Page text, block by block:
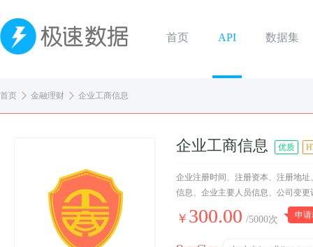
首页 API 数据集
首页 金融理财 企业工商信息
企业工商信息 优质
企业注册时间、注册资本、注册地
信息、企业主要人员信息、公司变
￥ 300.00 /5000次 申请